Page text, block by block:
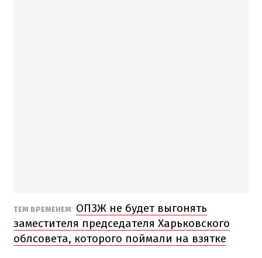
ТЕМ ВРЕМЕНЕМ
ОПЗЖ не будет выгонять
заместителя председателя Харьковского
облсовета, которого поймали на взятке